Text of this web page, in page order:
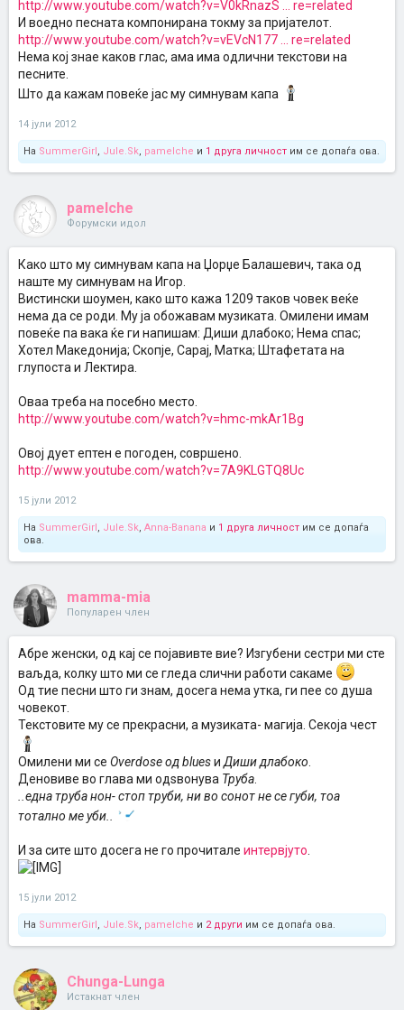
http://www.youtube.com/watch?v=V0kRnazS ... re=related
И воедно песната компонирана токму за пријателот.
http://www.youtube.com/watch?v=vEVcN177 ... re=related
Нема кој знае каков глас, ама има одлични текстови на
песните.
Што да кажам повеќе јас му симнувам капа
14 јули 2012
На SummerGirl, Jule.Sk, pamelche и 1 друга личност им се допаѓа ова.
pamelche
Форумски идол
Како што му симнувам капа на Џорџе Балашевич, така од
наште му симнувам на Игор.
Вистински шоумен, како што кажа 1209 таков човек веќе
нема да се роди. Му ја обожавам музиката. Омилени имам
повеќе па вака ќе ги напишам: Диши длабоко; Нема спас;
Хотел Македонија; Скопје, Сарај, Матка; Штафетата на
глупоста и Лектира.
Оваа треба на посебно место.
http://www.youtube.com/watch?v=hmc-mkAr1Bg
Овој дует ептен е погоден, совршено.
http://www.youtube.com/watch?v=7A9KLGTQ8Uc
15 јули 2012
На SummerGirl, Jule.Sk, Anna-Banana и 1 друга личност им се допаѓа
ова.
mamma-mia
Популарен член
Абре женски, од кај се појавивте вие? Изгубени сестри ми сте
ваљда, колку што ми се гледа слични работи сакаме
Од тие песни што ги знам, досега нема утка, ги пее со душа
човекот.
Текстовите му се прекрасни, а музиката- магија. Секоја чест
Омилени ми се Overdose од bluesи Диши длабоко
Деновиве во глава ми одѕвонува Труба
..една труба нон- стоп труби, ни во сонот не се губи, тоа
тотално ме уби..
И за сите што досега не го прочитале интервјуто
15 јули 2012
На SummerGirl, Jule.Sk, pamelche и 2 други им се допаѓа ова.
Chunga-Lunga
Истакнат член